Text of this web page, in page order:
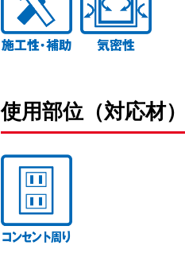
使用部位（対応材）